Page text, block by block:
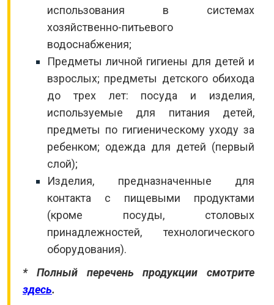
использования в системах
хозяйственно-питьевого
водоснабжения;
Предметы личной гигиены для детей и
взрослых; предметы детского обихода
до трех лет: посуда и изделия,
используемые для питания детей,
предметы по гигиеническому уходу за
ребенком; одежда для детей (первый
слой);
Изделия, предназначенные для
контакта с пищевыми продуктами
(кроме посуды, столовых
принадлежностей, технологического
оборудования).
* Полный перечень продукции смотрите
здесь.